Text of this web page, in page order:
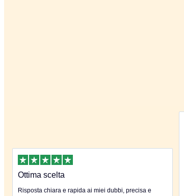
Ottima scelta
Risposta chiara e rapida ai miei dubbi, precisa e